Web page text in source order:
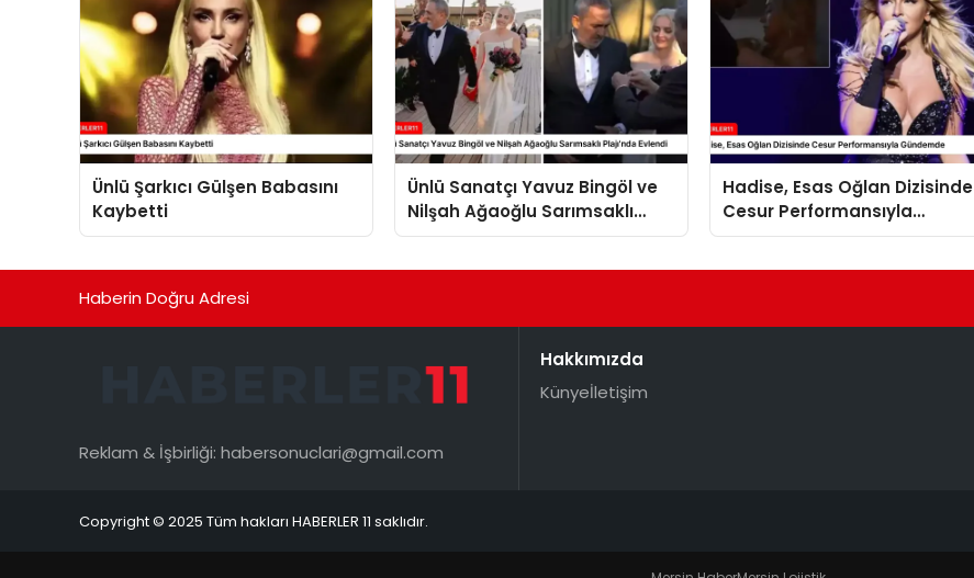
Ünlü Şarkıcı Gülşen Babasını
Kaybetti
Ünlü Sanatçı Yavuz Bingöl ve
Nilşah Ağaoğlu Sarımsaklı
Plajı’nda Evlendi
Hadise, Esas Oğlan Dizisinde
Cesur Performansıyla
Gündemde
Haberin Doğru Adresi
Reklam & İşbirliği: habersonuclari@gmail.com
Hakkımızda
Künyeİletişim
Copyright © 2025 Tüm hakları HABERLER 11 saklıdır.